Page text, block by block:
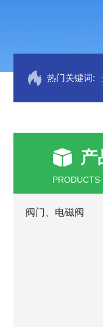
热门关键词:
产
PRODUCTS
阀门、电磁阀